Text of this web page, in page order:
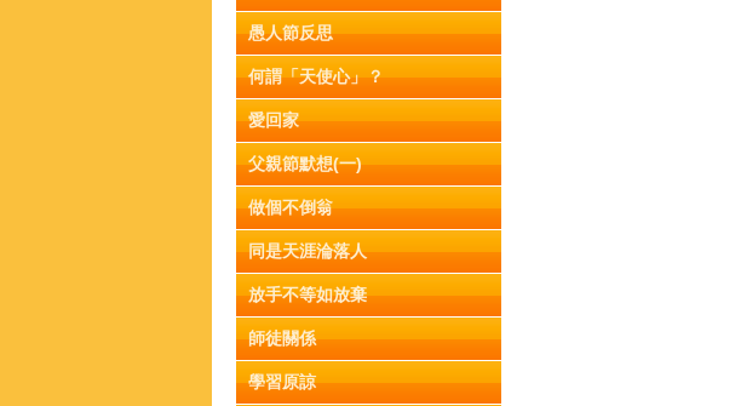
愚人節反思
何謂「天使心」？
愛回家
父親節默想(一)
做個不倒翁
同是天涯淪落人
放手不等如放棄
師徒關係
學習原諒